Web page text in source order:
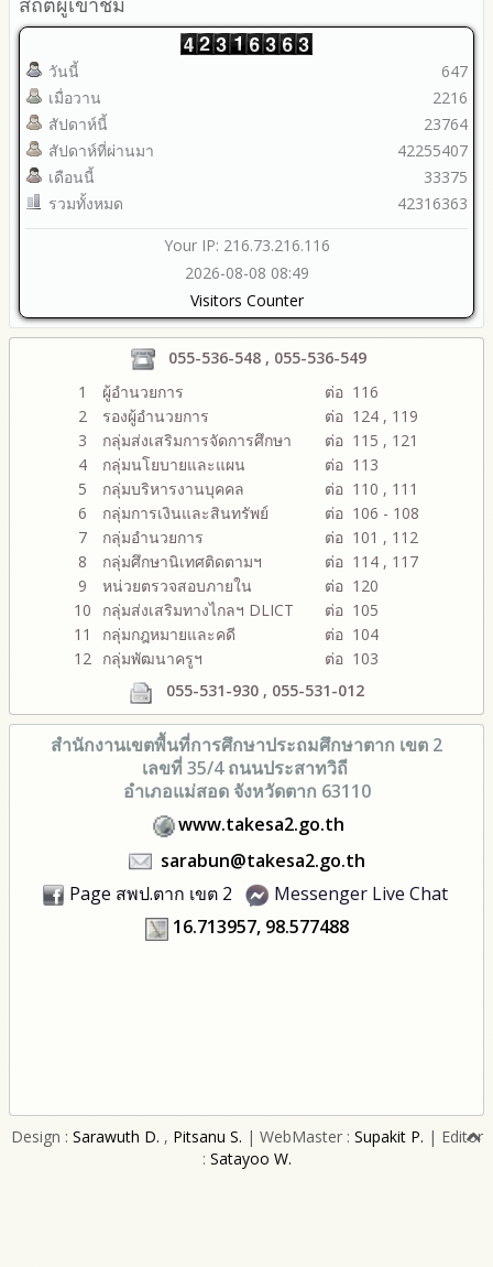
วันนี้
เมื่อวาน
สัปดาห์นี้
สัปดาห์ที่ผ่านมา
เดือนนี้
รวมทั้งหมด
647
2216
23764
42255407
33375
42316363
Your IP: 216.73.216.116
2026-08-08 08:49
Visitors Counter
055-536-548 , 055-536-549
1
ผู้อำนวยการ
ต่อ 116
2
รองผู้อำนวยการ
ต่อ 124 , 119
3
กลุ่มส่งเสริมการจัดการศึกษา
ต่อ 115 , 121
4
กลุ่มนโยบายและแผน
ต่อ 113
5
กลุ่มบริหารงานบุคคล
ต่อ 110 , 111
6
กลุ่มการเงินและสินทรัพย์
ต่อ 106 - 108
7
กลุ่มอำนวยการ
ต่อ 101 , 112
8
กลุ่มศึกษานิเทศติดตามฯ
ต่อ 114 , 117
9
หน่วยตรวจสอบภายใน
ต่อ 120
10
กลุ่มส่งเสริมทางไกลฯ DLICT
ต่อ 105
11
กลุ่มกฎหมายและคดี
ต่อ 104
12 กลุ่มพัฒนาครูฯ
ต่อ 103
055-531-930 , 055-531-012
สำนักงานเขตพื้นที่การศึกษาประถมศึกษาตาก เขต 2
เลขที่ 35/4 ถนนประสาทวิถี
อำเภอแม่สอด จังหวัดตาก 63110
www.takesa2.go.th
sarabun@takesa2.go.th
Page สพป.ตาก เขต 2
Messenger Live Chat
16.713957, 98.577488
Design : Sarawuth D. , Pitsanu S. | WebMaster : Supakit P. | Editor
: Satayoo W.